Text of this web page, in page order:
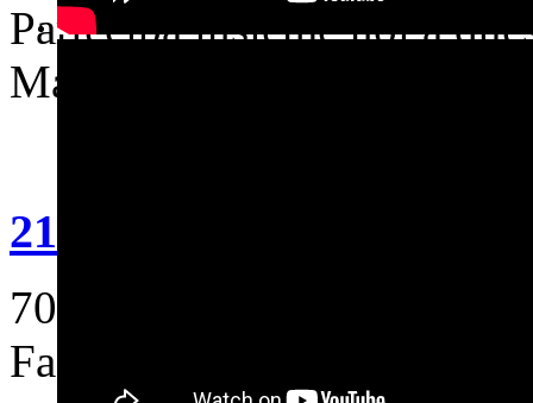
Partecipa insieme noi a
Marzo, al “momento che
21 Marzo 2013 - Evento
7009
Facebook